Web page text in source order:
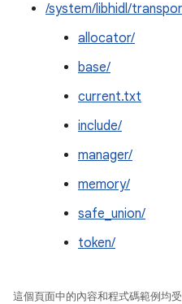
/system/libhidl/
allocator/
base/
current.txt
include/
manager/
memory/
safe_union/
token/
這個頁面中的內容和程式碼範例均